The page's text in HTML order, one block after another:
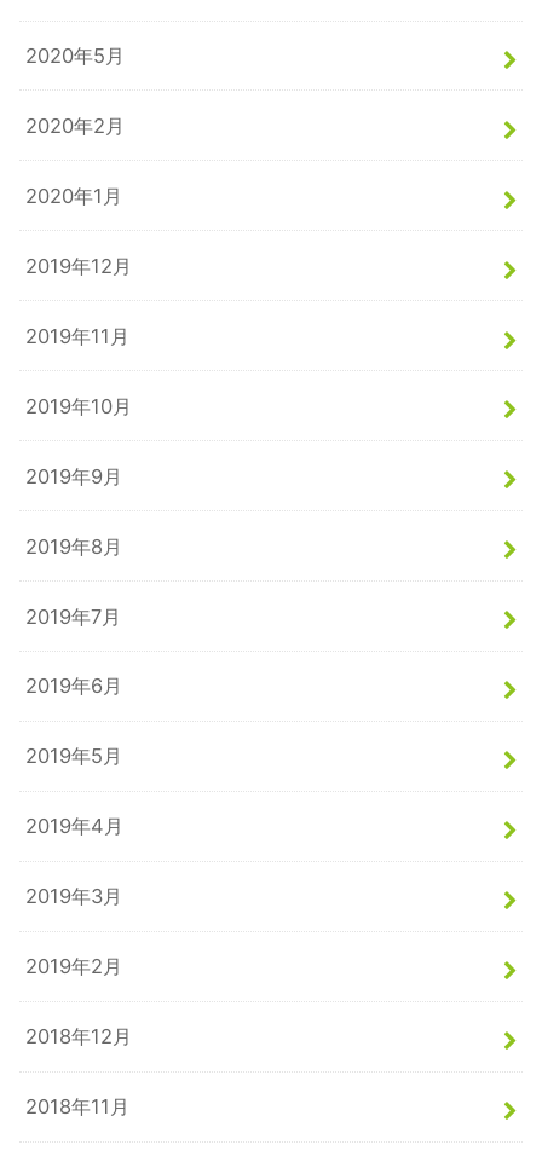
2020年5月
2020年2月
2020年1月
2019年12月
2019年11月
2019年10月
2019年9月
2019年8月
2019年7月
2019年6月
2019年5月
2019年4月
2019年3月
2019年2月
2018年12月
2018年11月